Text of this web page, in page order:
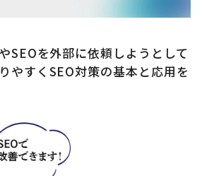
SEOを外部に依頼しようとして
やすくSEO対策の基本と応用を